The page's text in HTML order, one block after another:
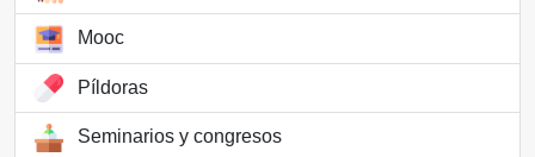
Mooc
Píldoras
Seminarios y congresos